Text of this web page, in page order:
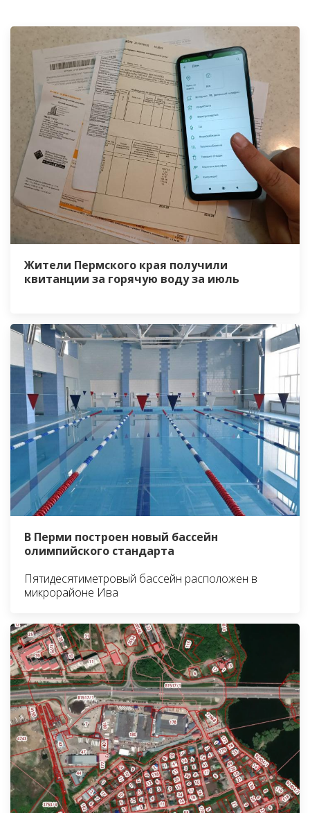
Жители Пермского края получили
квитанции за горячую воду за июль
В Перми построен новый бассейн
олимпийского стандарта
Пятидесятиметровый бассейн расположен в
микрорайоне Ива